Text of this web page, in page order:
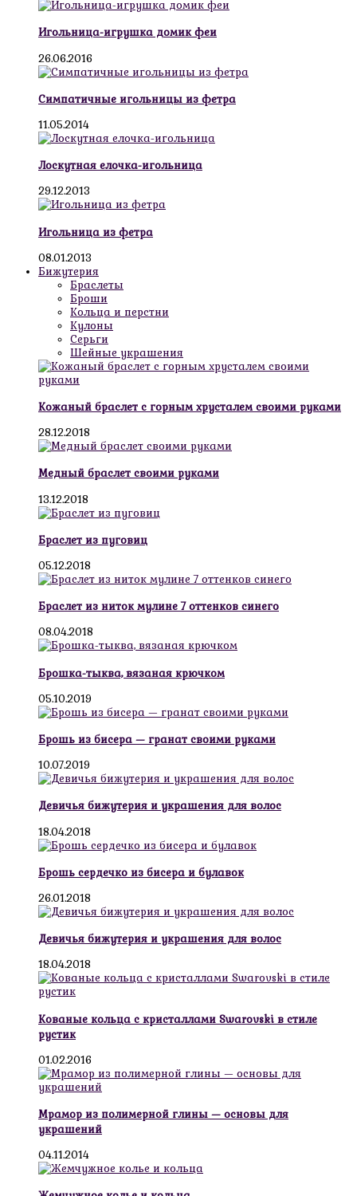
Игольница-игрушка домик феи
26.06.2016
Симпатичные игольницы из фетра
11.05.2014
Лоскутная елочка-игольница
29.12.2013
Игольница из фетра
08.01.2013
Бижутерия
Браслеты
Броши
Кольца и перстни
Кулоны
Серьги
Шейные украшения
Кожаный браслет с горным хрусталем своими руками
28.12.2018
Медный браслет своими руками
13.12.2018
Браслет из пуговиц
05.12.2018
Браслет из ниток мулине 7 оттенков синего
08.04.2018
Брошка-тыква, вязаная крючком
05.10.2019
Брошь из бисера — гранат своими руками
10.07.2019
Девичья бижутерия и украшения для волос
18.04.2018
Брошь сердечко из бисера и булавок
26.01.2018
Девичья бижутерия и украшения для волос
18.04.2018
Кованые кольца с кристаллами Swarovski в стиле
рустик
01.02.2016
Мрамор из полимерной глины — основы для
украшений
04.11.2014